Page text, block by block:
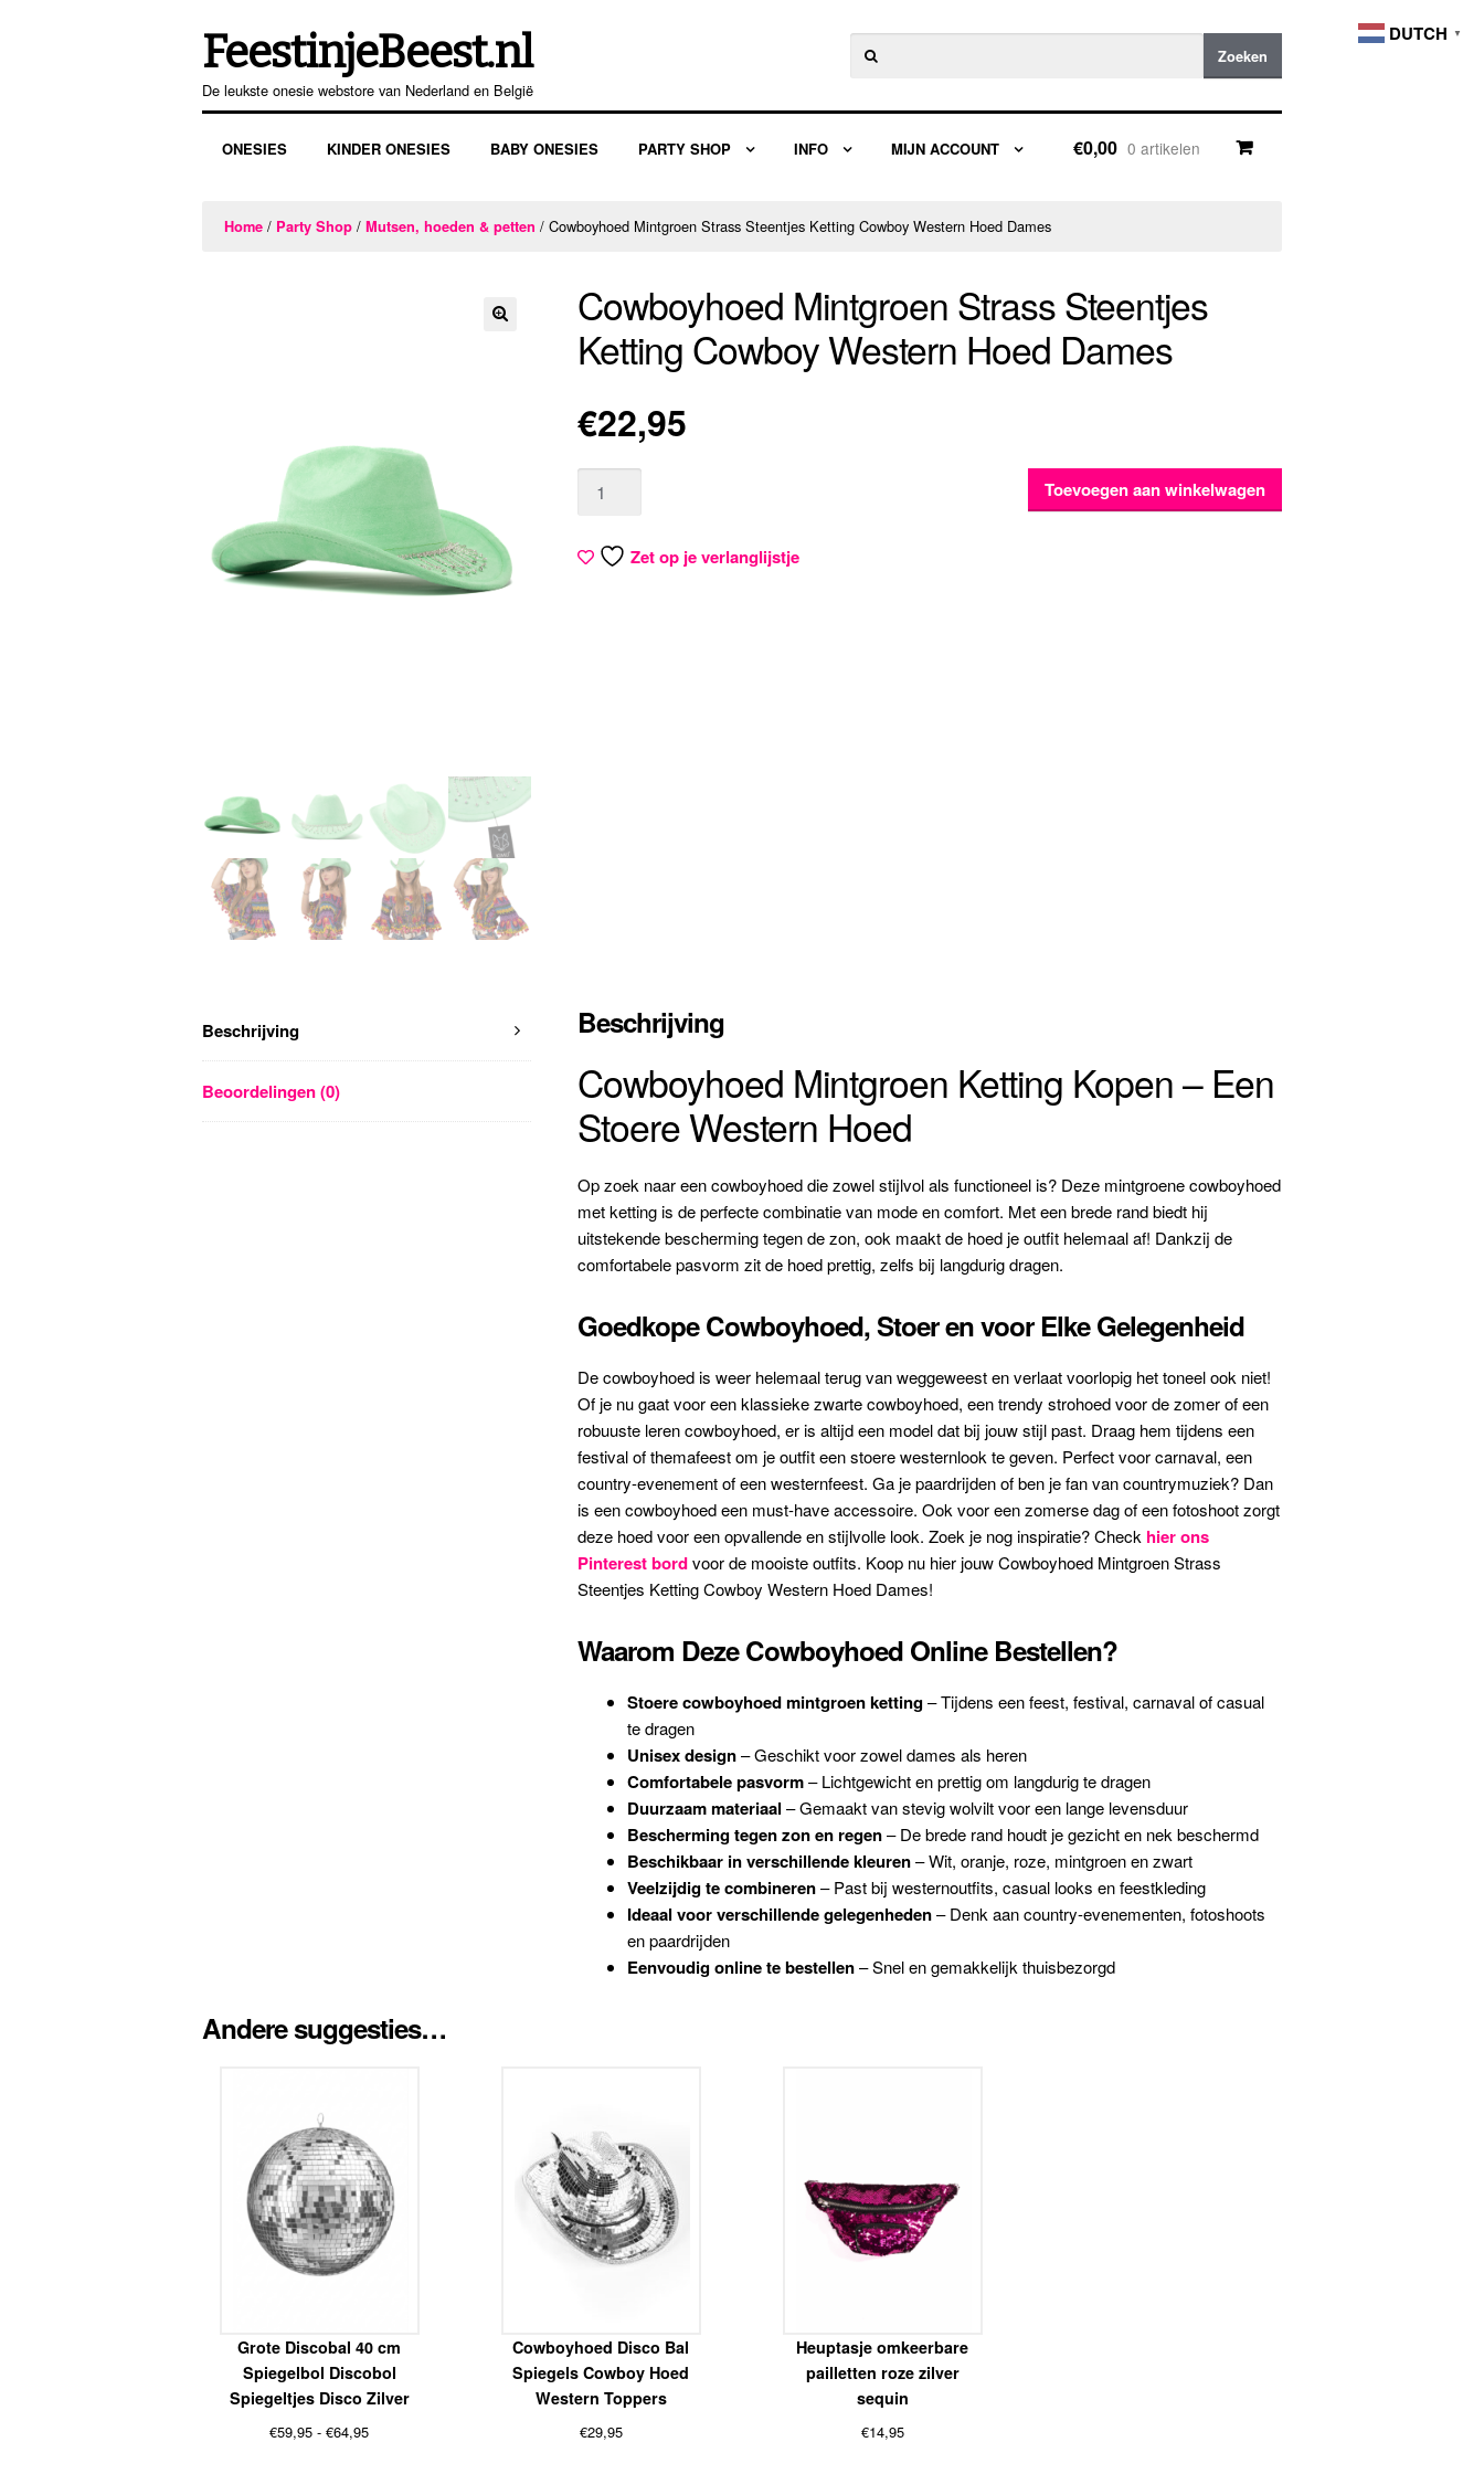
Ga
door
naar
Ga
direct
naar
inhoud
FeestinjeBeest.nl
De leukste onesie webstore van Nederland en België
naar:
Zoeken
ONESIES KINDER ONESIES BABY ONESIES PARTY SHOP INFO MIJN ACCOUNT €0,00 0 artikelen
Home / Party Shop /Mutsen, hoeden & petten / Cowboyhoed Mintgroen Strass Steentjes Ketting Cowboy Western Hoed Dames
Cowboyhoed Mintgroen Strass Steentjes
Ketting Cowboy Western Hoed Dames
€22,95
Toevoegen aan winkelwagen
Zet op je verlanglijstje
Beschrijving
Beoordelingen (0)
Beschrijving
Cowboyhoed Mintgroen Ketting Kopen – Een
Stoere Western Hoed
Op zoek naar een cowboyhoed die zowel stijlvol als functioneel is? Deze mintgroene cowboyhoed
met ketting is de perfecte combinatie van mode en comfort. Met een brede rand biedt hij
uitstekende bescherming tegen de zon, ook maakt de hoed je outfit helemaal af! Dankzij de
comfortabele pasvorm zit de hoed prettig, zelfs bij langdurig dragen.
Goedkope Cowboyhoed, Stoer en voor Elke Gelegenheid
De cowboyhoed is weer helemaal terug van weggeweest en verlaat voorlopig het toneel ook niet!
Of je nu gaat voor een klassieke zwarte cowboyhoed, een trendy strohoed voor de zomer of een
robuuste leren cowboyhoed, er is altijd een model dat bij jouw stijl past. Draag hem tijdens een
festival of themafeest om je outfit een stoere westernlook te geven. Perfect voor carnaval, een
country-evenement of een westernfeest. Ga je paardrijden of ben je fan van countrymuziek? Dan
is een cowboyhoed een must-have accessoire. Ook voor een zomerse dag of een fotoshoot zorgt
deze hoed voor een opvallende en stijlvolle look. Zoek je nog inspiratie? Check hier ons
Pinterest bordvoor de mooiste outfits. Koop nu hier jouw Cowboyhoed Mintgroen Strass
Steentjes Ketting Cowboy Western Hoed Dames!
Waarom Deze Cowboyhoed Online Bestellen?
Stoere cowboyhoed mintgroen ketting– Tijdens een feest, festival, carnaval of casual
te dragen
Unisex design– Geschikt voor zowel dames als heren
Comfortabele pasvorm– Lichtgewicht en prettig om langdurig te dragen
Duurzaam materiaal – Gemaakt van stevig wolvilt voor een lange levensduur
Bescherming tegen zon en regen– De brede rand houdt je gezicht en nek beschermd
Beschikbaar in verschillende kleuren– Wit, oranje, roze, mintgroen en zwart
Veelzijdig te combineren– Past bij westernoutfits, casual looks en feestkleding
Ideaal voor verschillende gelegenheden– Denk aan country-evenementen, fotoshoots
en paardrijden
Eenvoudig online te bestellen– Snel en gemakkelijk thuisbezorgd
Andere suggesties…
Grote Discobal 40 cm
Spiegelbol Discobol
Spiegeltjes Disco Zilver
€59,95 - €64,95Prijsklasse:
Cowboyhoed Disco Bal
Spiegels Cowboy Hoed
Western Toppers
€29,95
Heuptasje omkeerbare
pailletten roze zilver
sequin
€14,95
DUTCH ▼